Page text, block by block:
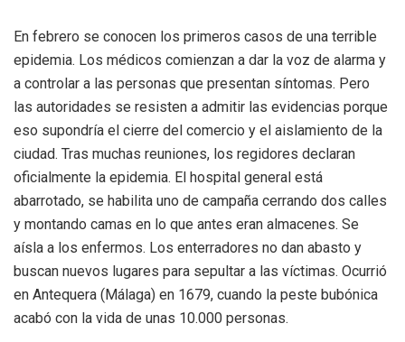
En febrero se conocen los primeros casos de una terrible
epidemia. Los médicos comienzan a dar la voz de alarma y
a controlar a las personas que presentan síntomas. Pero
las autoridades se resisten a admitir las evidencias porque
eso supondría el cierre del comercio y el aislamiento de la
ciudad. Tras muchas reuniones, los regidores declaran
oficialmente la epidemia. El hospital general está
abarrotado, se habilita uno de campaña cerrando dos calles
y montando camas en lo que antes eran almacenes. Se
aísla a los enfermos. Los enterradores no dan abasto y
buscan nuevos lugares para sepultar a las víctimas. Ocurrió
en Antequera (Málaga) en 1679, cuando la peste bubónica
acabó con la vida de unas 10.000 personas.